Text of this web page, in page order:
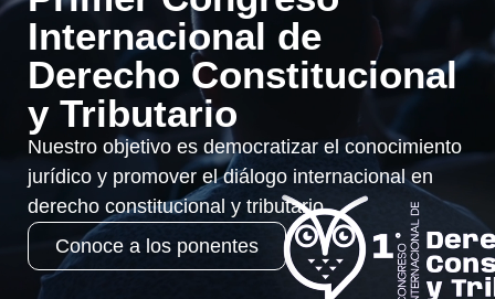
Internacional de
Derecho Constitucional
y Tributario
Nuestro objetivo es democratizar el conocimiento
jurídico y promover el diálogo internacional en
derecho constitucional y tributario.
Conoce a los ponentes